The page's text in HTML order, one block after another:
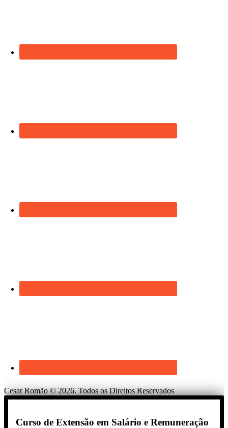
Cesar Romão © 2026. Todos os Direitos Reservados
Curso de Extensão em Salário e Remuneração